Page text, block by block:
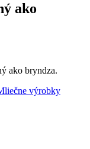
ako
ako bryndza.
výrobky